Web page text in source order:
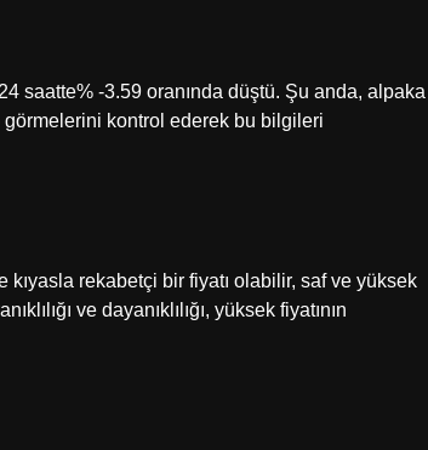
saatte% -3.59 oranında düştü. Şu anda, alpaka
görmelerini kontrol ederek bu bilgileri
rekabetçi bir fiyatı olabilir, saf ve yüksek
ve dayanıklılığı, yüksek fiyatının